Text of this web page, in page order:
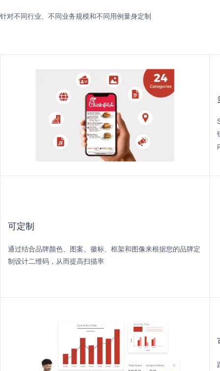
针对不同行业、不同业务规模和不同用例量身定制
可定制
通过结合品牌颜色、图案、徽标、框架和图像来根据您的品牌定
制设计二维码，从而提高扫描率